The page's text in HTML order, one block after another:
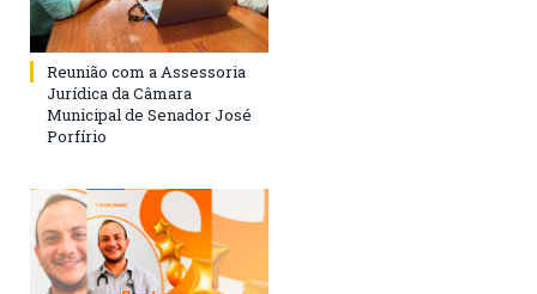
Reunião com a Assessoria
Jurídica da Câmara
Municipal de Senador José
Porfírio